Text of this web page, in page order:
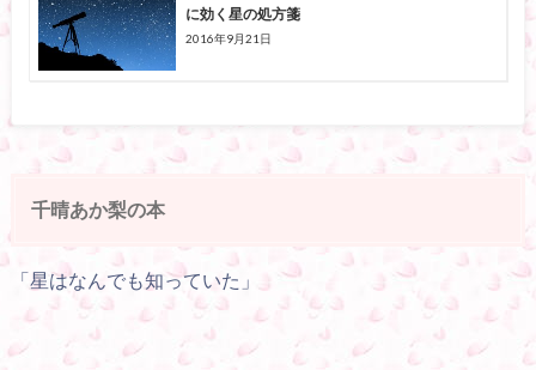
に効く星の処方箋
2016年9月21日
千晴あか梨の本
「星はなんでも知っていた」